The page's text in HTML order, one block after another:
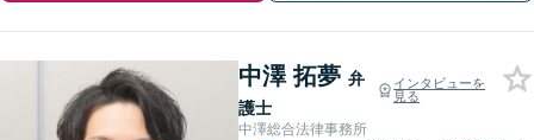
中澤 拓夢 弁
護士
インタビューを
見る
中澤総合法律事務所